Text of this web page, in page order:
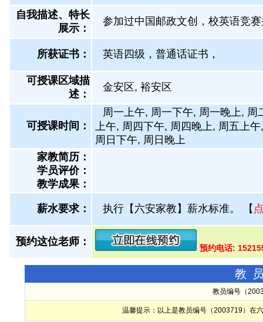
自我描述、特长
展示 ：
参加过中国邮政文创，校英语竞
所获证书 ： 英语四级，普通话证书，
可授课区域描
述：
金安区, 裕安区
可授课时间：
周一上午, 周一下午, 周一晚上,
上午, 周四下午, 周四晚上, 周五上
周日下午, 周日晚上
家教简历：
学员评价：
教学成果：
薪水要求： 执行【六安家教】薪水标准。 【
预约这位老师：
预约电话:
教
教员编号（
温馨提示：以上是教员编号（2003719）在